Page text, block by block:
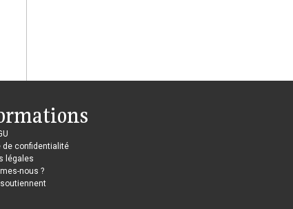
de confidentialité
légales
nous ?
soutiennent